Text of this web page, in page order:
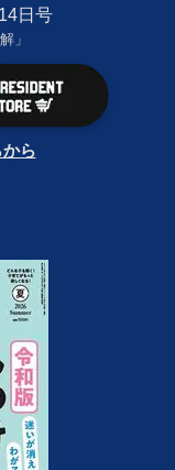
日号
」
ら